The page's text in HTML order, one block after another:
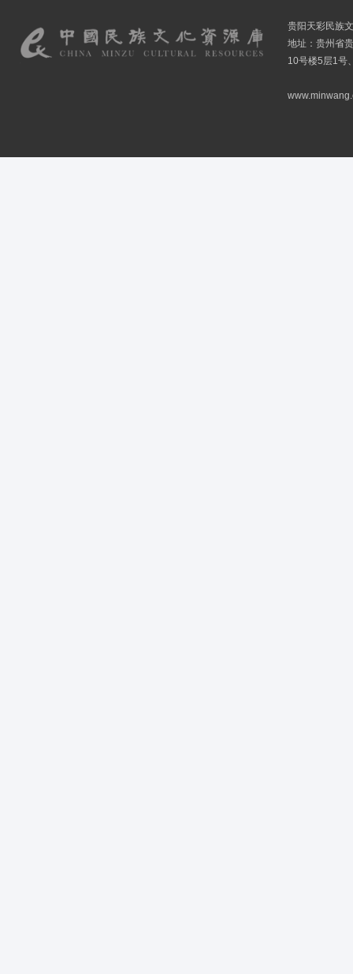
贵阳天彩民族
地址：贵州省
10号楼5层1号